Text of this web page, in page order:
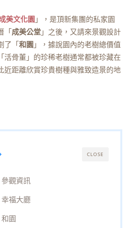
美文化園」，是頂新集團的私家園
「成美公堂 」之後，又請來景觀設計
了「和園 」，據說園內的老樹總價值
活骨董」的珍稀老樹通常都被珍藏在
近距離欣賞珍貴樹種與雅致造景的地
CLOSE
觀資訊
福大廳
園